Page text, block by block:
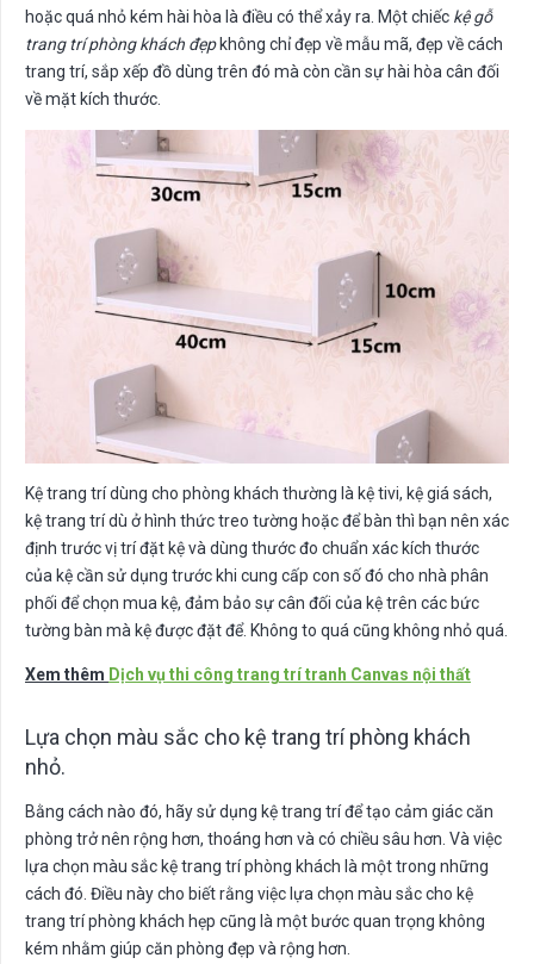
hoặc quá nhỏ kém hài hòa là điều có thể xảy ra. Một chiếc kệ gỗ
trang trí phòng khách đẹpkhông chỉ đẹp về mẫu mã, đẹp về cách
trang trí, sắp xếp đồ dùng trên đó mà còn cần sự hài hòa cân đối
về mặt kích thước.
Kệ trang trí dùng cho phòng khách thường là kệ tivi, kệ giá sách,
kệ trang trí dù ở hình thức treo tường hoặc để bàn thì bạn nên xác
định trước vị trí đặt kệ và dùng thước đo chuẩn xác kích thước
của kệ cần sử dụng trước khi cung cấp con số đó cho nhà phân
phối để chọn mua kệ, đảm bảo sự cân đối của kệ trên các bức
tường bàn mà kệ được đặt để. Không to quá cũng không nhỏ quá.
Xem thêm Dịch vụ thi công trang trí tranh Canvas nội thất
Lựa chọn màu sắc cho kệ trang trí phòng khách
nhỏ.
Bằng cách nào đó, hãy sử dụng kệ trang trí để tạo cảm giác căn
phòng trở nên rộng hơn, thoáng hơn và có chiều sâu hơn. Và việc
lựa chọn màu sắc kệ trang trí phòng khách là một trong những
cách đó. Điều này cho biết rằng việc lựa chọn màu sắc cho kệ
trang trí phòng khách hẹp cũng là một bước quan trọng không
kém nhằm giúp căn phòng đẹp và rộng hơn.